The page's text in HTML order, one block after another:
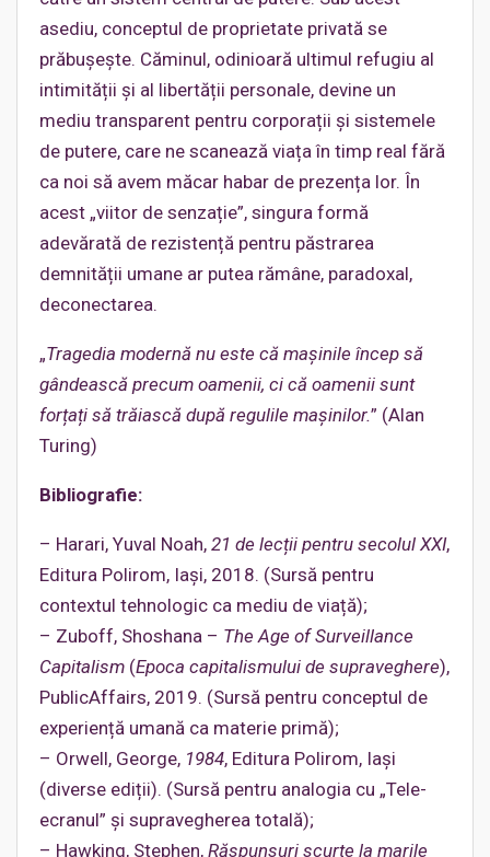
asediu, conceptul de proprietate privată se
prăbușește. Căminul, odinioară ultimul refugiu al
intimității și al libertății personale, devine un
mediu transparent pentru corporații și sistemele
de putere, care ne scanează viața în timp real fără
ca noi să avem măcar habar de prezența lor. În
acest „viitor de senzație”, singura formă
adevărată de rezistență pentru păstrarea
demnității umane ar putea rămâne, paradoxal,
deconectarea.
„Tragedia modernă nu este că mașinile încep să
gândească precum oamenii, ci că oamenii sunt
forțați să trăiască după regulile mașinilor.” (Alan
Turing)
Bibliografie:
– Harari, Yuval Noah, 21 de lecții pentru secolul XXI,
Editura Polirom, Iași, 2018. (Sursă pentru
contextul tehnologic ca mediu de viață);
– Zuboff, Shoshana – The Age of Surveillance
Capitalism (Epoca capitalismului de supraveghere),
PublicAffairs, 2019. (Sursă pentru conceptul de
experiență umană ca materie primă);
– Orwell, George, 1984, Editura Polirom, Iași
(diverse ediții). (Sursă pentru analogia cu „Tele-
ecranul” și supravegherea totală);
– Hawking, Stephen, Răspunsuri scurte la marile